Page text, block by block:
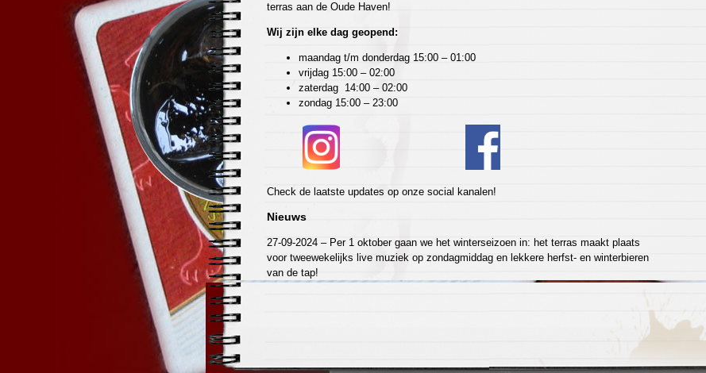
terras aan de Oude Haven!
Wij zijn elke dag geopend:
maandag t/m donderdag 15:00 – 01:00
vrijdag 15:00 – 02:00
zaterdag 14:00 – 02:00
zondag 15:00 – 23:00
Check de laatste updates op onze social kanalen!
Nieuws
27-09-2024 – Per 1 oktober gaan we het winterseizoen in: het terras maakt plaats
voor tweewekelijks live muziek op zondagmiddag en lekkere herfst- en winterbieren
van de tap!